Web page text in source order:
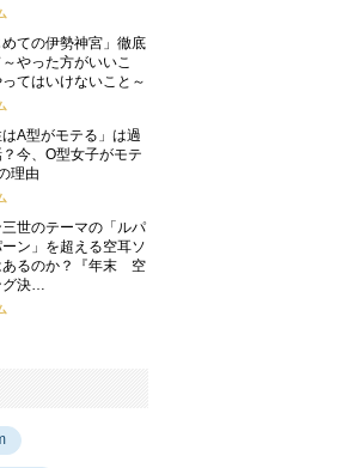
めての伊勢神宮」徹底
やった方がいいこ
ってはいけないこと～
はA型がモテる」は過
今、O型女子がモテ
理由
三世のテーマの「ルパ
ン」を超える空耳ソ
あるのか？『年末 空
グ決…